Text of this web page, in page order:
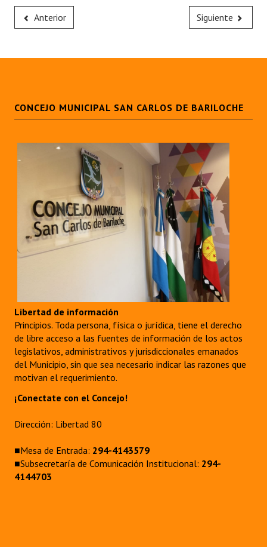
Huéspedes de Honor - Registro
Entrega de distinciones
REFORMA DE LA CARTA ORGÁNICA
Anterior Siguiente
CONCEJO MUNICIPAL SAN CARLOS DE BARILOCHE
Libertad de información
Principios. Toda persona, física o jurídica, tiene el derecho
de libre acceso a las fuentes de información de los actos
legislativos, administrativos y jurisdiccionales emanados
del Municipio, sin que sea necesario indicar las razones que
motivan el requerimiento.
¡Conectate con el Concejo!
Dirección: Libertad 80
■Mesa de Entrada: 294-4143579
■Subsecretaría de Comunicación Institucional: 294-
4144703